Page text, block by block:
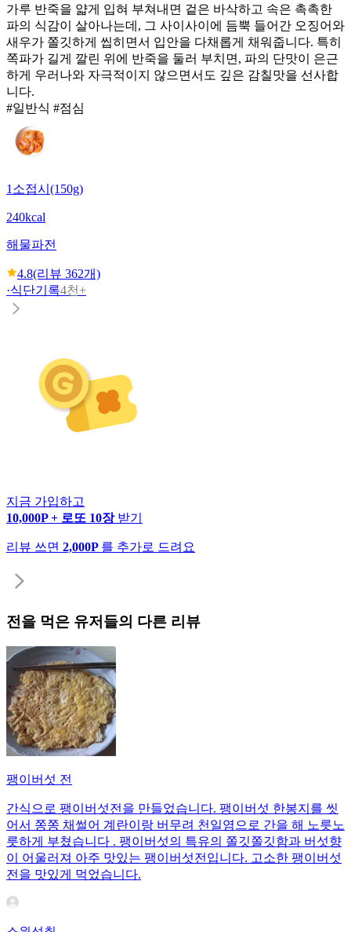
가루 반죽을 얇게 입혀 부쳐내면 겉은 바삭하고 속은 촉촉한
파의 식감이 살아나는데, 그 사이사이에 듬뿍 들어간 오징어와
새우가 쫄깃하게 씹히면서 입안을 다채롭게 채워줍니다. 특히
쪽파가 길게 깔린 위에 반죽을 둘러 부치면, 파의 단맛이 은근
하게 우러나와 자극적이지 않으면서도 깊은 감칠맛을 선사합
니다.
#일반식 #점심
1소접시(150g)
240kcal
해물파전
4.8(리뷰 362개)
·식단기록4천+
지금 가입하고
10,000P + 로또 10장 받기
리뷰 쓰면 2,000P 를 추가로 드려요
전을 먹은 유저들의 다른 리뷰
팽이버섯 전
간식으로 팽이버섯전을 만들었습니다. 팽이버섯 한봉지를 씻
어서 쫑쫑 채썰어 계란이랑 버무려 천일염으로 간을 해 노릇노
릇하게 부쳤습니다 . 팽이버섯의 특유의 쫄깃쫄깃함과 버섯향
이 어울러져 아주 맛있는 팽이버섯전입니다. 고소한 팽이버섯
전을 맛있게 먹었습니다.